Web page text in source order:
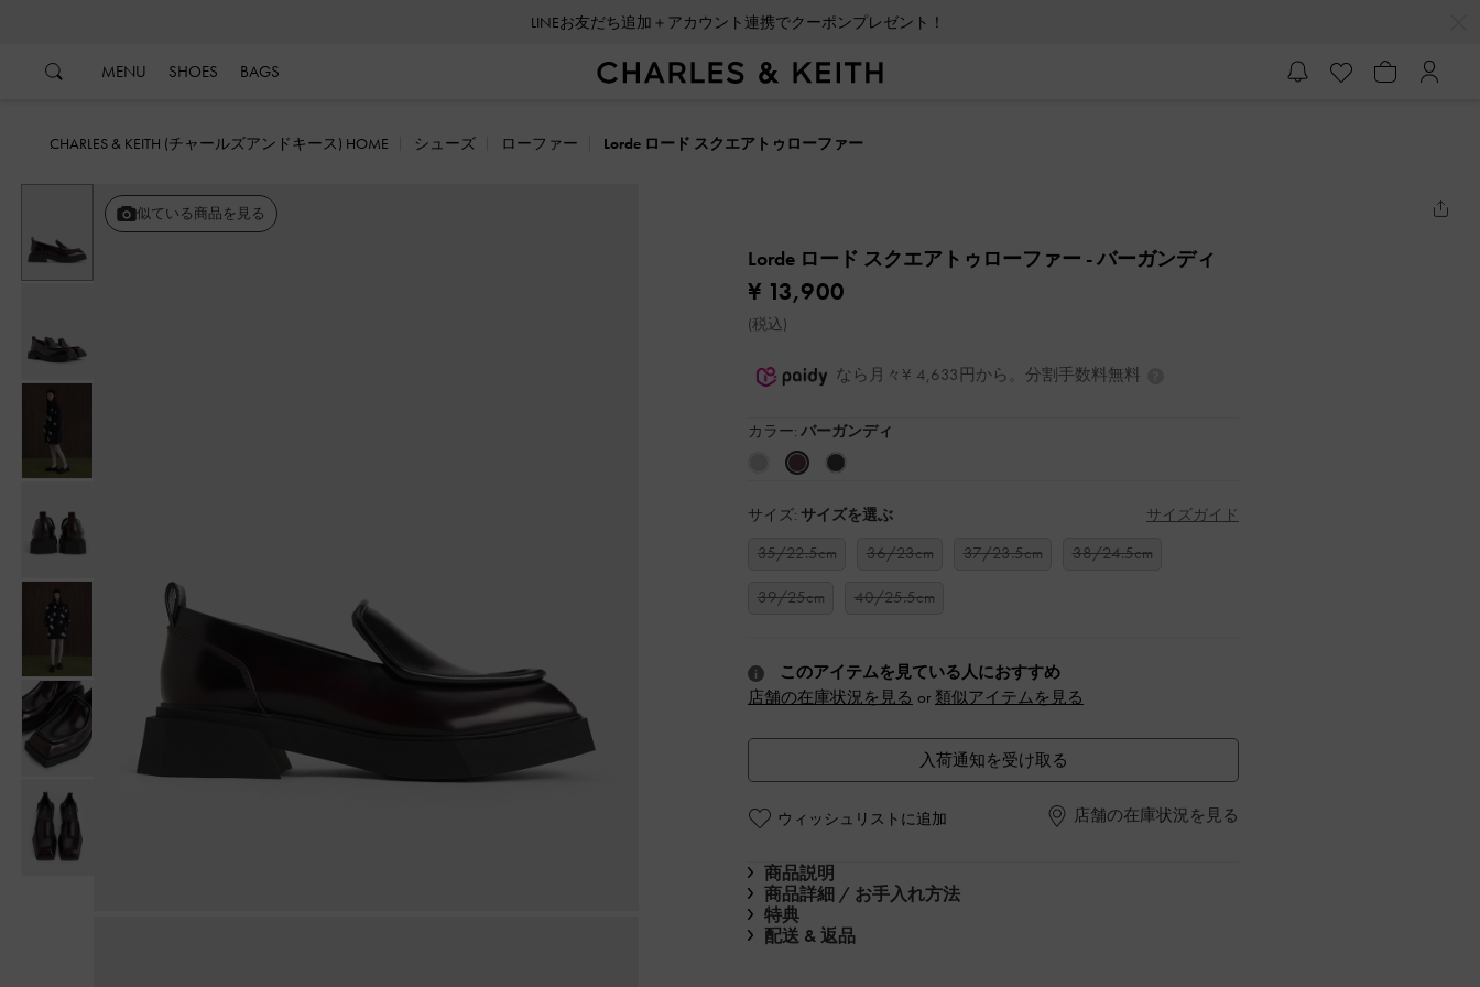
LINEお友だち追加＋アカウント連携でクーポンプレゼント！
MENU SHOES BAGS
CHARLES & KEITH (チャールズアンドキース) HOME シューズ ローファー Lorde ロード スクエアトゥローファー
似ている商品を見る
Lorde ロード スクエアトゥローファー - バーガンディ
¥ 13,900
(税込)
なら月々¥ 4,633円から。分割手数料無料
カラー: バーガンディ
サイズ: サイズを選ぶ サイズガイド
35/22.5cm 36/23cm 37/23.5cm
38/24.5cm
39/25cm
40/25.5cm
このアイテムを見ている人におすすめ
店舗の在庫状況を見る or 類似アイテムを見る
入荷通知を受け取る
ウィッシュリストに追加 店舗の在庫状況を見る
商品説明
商品詳細 / お手入れ方法
特典
配送 & 返品